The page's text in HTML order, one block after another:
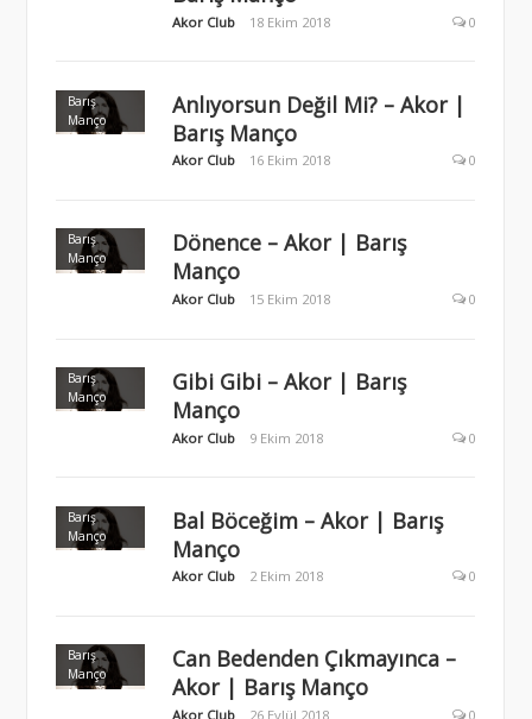
Akor Club 18 Ekim 2018 0
Barış
Manço
Anlıyorsun Değil Mi? – Akor |
Barış Manço
Akor Club 16 Ekim 2018 0
Barış
Manço
Dönence – Akor | Barış
Manço
Akor Club 15 Ekim 2018 0
Barış
Manço
Gibi Gibi – Akor | Barış
Manço
Akor Club 9 Ekim 2018 0
Barış
Manço
Bal Böceğim – Akor | Barış
Manço
Akor Club 2 Ekim 2018 0
Barış
Manço
Can Bedenden Çıkmayınca –
Akor | Barış Manço
Akor Club 26 Eylül 2018 0